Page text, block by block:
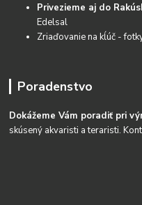
Privezieme aj do
Edelsal
Zriaďovanie na kĺúč -
Poradenstvo
Dokážeme Vám poradiť pri
skúsený akvaristi a teraristi.